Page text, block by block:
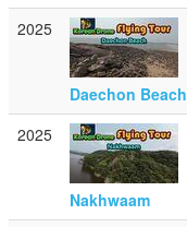
2025
Daechon Beach
2025
Nakhwaam